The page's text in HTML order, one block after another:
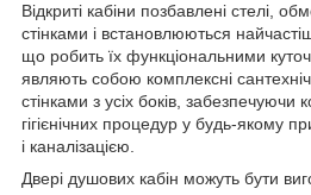
Відкриті кабіни позбавлені стелі,
стінками і встановлюються
що робить їх функціональними
являють собою комплексні
стінками з усіх боків, забезпечуючи
гігієнічних процедур у будь-якому
і каналізацією.
Двері душових кабін можуть бути